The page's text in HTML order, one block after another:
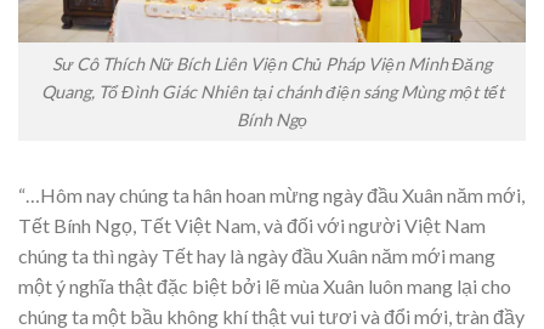
Sư Cô Thích Nữ Bích Liên Viện Chủ Pháp Viện Minh Đăng
Quang, Tổ Đình Giác Nhiên tại chánh điện sáng Mùng một tết
Bính Ngọ
“…Hôm nay chúng ta hân hoan mừng ngày đầu Xuân năm mới,
Tết Bính Ngọ, Tết Việt Nam, và đối với người Việt Nam
chúng ta thì ngày Tết hay là ngày đầu Xuân năm mới mang
một ý nghĩa thật đặc biệt bởi lẽ mùa Xuân luôn mang lại cho
chúng ta một bầu không khí thật vui tươi và đổi mới, tràn đầy